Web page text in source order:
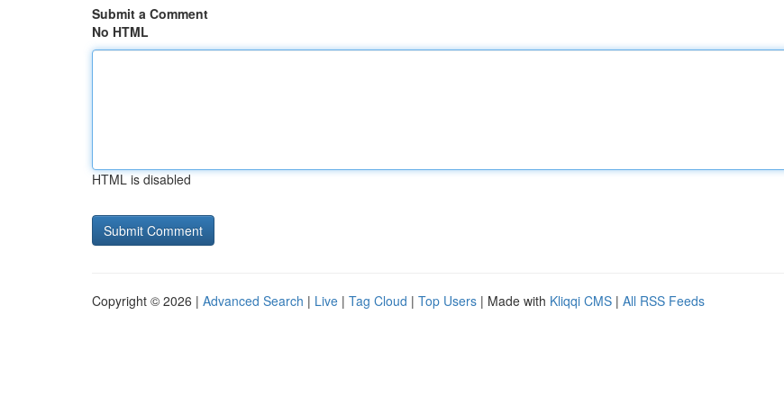
Submit a Comment
No HTML
HTML is disabled
Copyright © 2026 | Advanced Search | Live | Tag Cloud | Top Users | Made with Kliqqi CMS | All RSS Feeds